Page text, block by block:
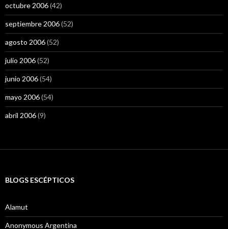
octubre 2006(42)
septiembre 2006(52)
agosto 2006(52)
julio 2006(52)
junio 2006(54)
mayo 2006(54)
abril 2006(9)
BLOGS ESCÉPTICOS
Alamut
Anonymous Argentina